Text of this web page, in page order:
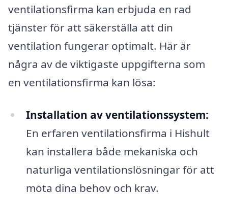
ventilationsfirma kan erbjuda en rad
tjänster för att säkerställa att din
ventilation fungerar optimalt. Här är
några av de viktigaste uppgifterna som
en ventilationsfirma kan lösa:
Installation av ventilationssystem:
En erfaren ventilationsfirma i Hishult
kan installera både mekaniska och
naturliga ventilationslösningar för att
möta dina behov och krav.